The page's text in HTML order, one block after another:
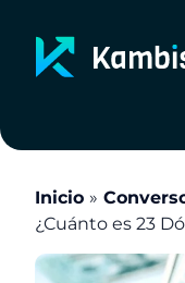
contenido
Inicio
¿Cuánto es 23